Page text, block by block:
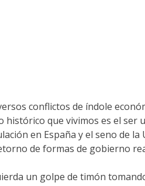
conflictos de índole
histórico que vivimos es el ser
en España y el seno de
de formas de gobierno
un golpe de timón